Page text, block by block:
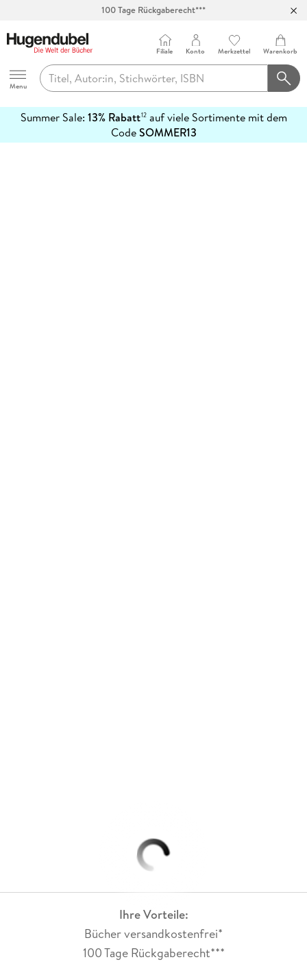
100 Tage Rückgaberecht***
Hugendubel
Menu
Filiale Konto Merkzettel Warenkorb
Summer Sale: 13% Rabatt12auf viele Sortimente mit dem
CodeSOMMER13
erfahren
Ihre Vorteile:
Bücher versandkostenfrei*
100 Tage Rückgaberecht***